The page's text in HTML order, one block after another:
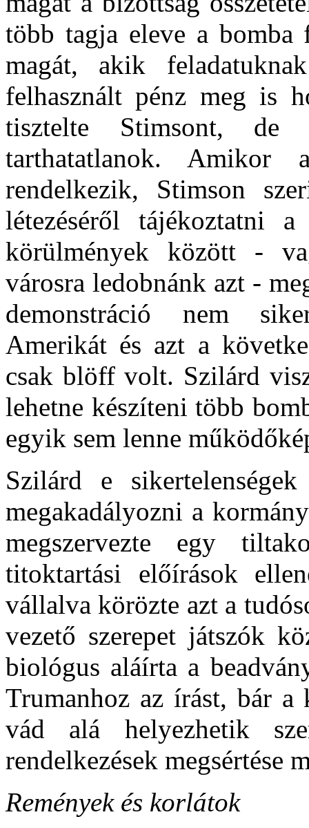
több tagja eleve a bomba
magát, akik
felhasznált pénz meg is
tisztelte Stimsont, de
tarthatatlanok.
rendelkezik, Stimson
létezéséről tájékoztatni
körülmények között -
városra ledobnánk azt -
demonstráció nem
Amerikát és azt a
csak blöff volt. Szilárd
lehetne készíteni több
egyik sem lenne
Szilárd e
megakadályozni a
megszervezte egy
titoktartási előírások
vállalva körözte azt a
vezető szerepet játszók
biológus aláírta a
Trumanhoz az írást, bár a
vád alá helyezhetik
rendelkezések megsértése
Remények és korlátok